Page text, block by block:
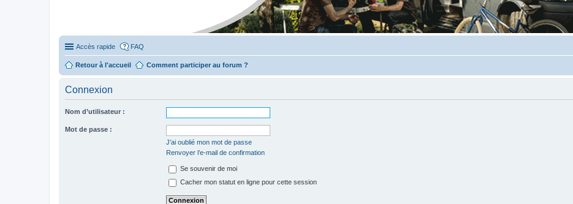
Accès rapide FAQ
Retour à l'accueil Comment participer au forum ?
Connexion
Nom d’utilisateur :
Mot de passe :
J’ai oublié mon mot de passe
Renvoyer l’e-mail de confirmation
Se souvenir de moi
Cacher mon statut en ligne pour cette session